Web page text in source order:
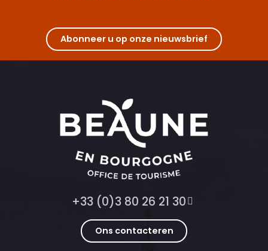
Abonneer u op onze nieuwsbrief
+33 (0)3 80 26 21 30
Ons contacteren